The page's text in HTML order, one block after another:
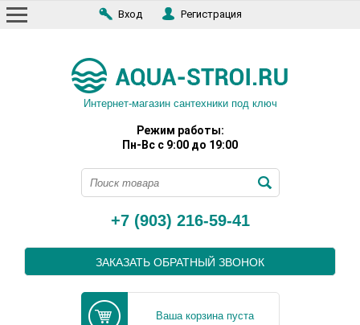
Вход Регистрация
Интернет-магазин сантехники под ключ
Режим работы:
Пн-Вс с 9:00 до 19:00
+7 (903) 216-59-41
ЗАКАЗАТЬ ОБРАТНЫЙ ЗВОНОК
Ваша корзина пуста